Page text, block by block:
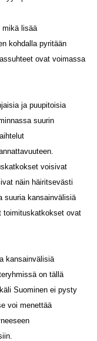
mikä lisää
kohdalla pyritään
ovat voimassa
ja puupitoisia
suurin
voisivat
näin häiritsevästi
suuria kansainvälisiä
toimituskatkokset ovat
kansainvälisiä
on tällä
Suominen ei pysty
voi menettää